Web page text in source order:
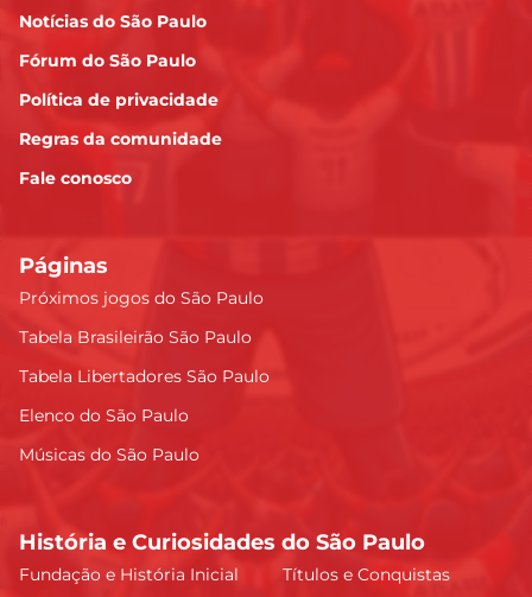
Notícias do São Paulo
Fórum do São Paulo
Política de privacidade
Regras da comunidade
Fale conosco
Páginas
Próximos jogos do São Paulo
Tabela Brasileirão São Paulo
Tabela Libertadores São Paulo
Elenco do São Paulo
Músicas do São Paulo
História e Curiosidades do São Paulo
Fundação e História Inicial
Títulos e Conquistas